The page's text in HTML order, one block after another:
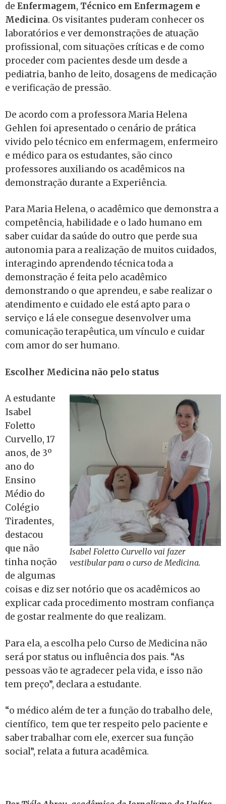
de Enfermagem, Técnico em Enfermagem e
Medicina. Os visitantes puderam conhecer os
laboratórios e ver demonstrações de atuação
profissional, com situações críticas e de como
proceder com pacientes desde um desde a
pediatria, banho de leito, dosagens de medicação
e verificação de pressão.
De acordo com a professora Maria Helena
Gehlen foi apresentado o cenário de prática
vivido pelo técnico em enfermagem, enfermeiro
e médico para os estudantes, são cinco
professores auxiliando os acadêmicos na
demonstração durante a Experiência.
Para Maria Helena, o acadêmico que demonstra a
competência, habilidade e o lado humano em
saber cuidar da saúde do outro que perde sua
autonomia para a realização de muitos cuidados,
interagindo aprendendo técnica toda a
demonstração é feita pelo acadêmico
demonstrando o que aprendeu, e sabe realizar o
atendimento e cuidado ele está apto para o
serviço e lá ele consegue desenvolver uma
comunicação terapêutica, um vínculo e cuidar
com amor do ser humano.
Escolher Medicina não pelo status
Isabel Foletto Curvello vai fazer
vestibular para o curso de Medicina.
A estudante
Isabel
Foletto
Curvello, 17
anos, de 3º
ano do
Ensino
Médio do
Colégio
Tiradentes,
destacou
que não
tinha noção
de algumas
coisas e diz ser notório que os acadêmicos ao
explicar cada procedimento mostram confiança
de gostar realmente do que realizam.
Para ela, a escolha pelo Curso de Medicina não
será por status ou influência dos pais. “As
pessoas vão te agradecer pela vida, e isso não
tem preço”, declara a estudante.
“o médico além de ter a função do trabalho dele,
científico, tem que ter respeito pelo paciente e
saber trabalhar com ele, exercer sua função
social”, relata a futura acadêmica.